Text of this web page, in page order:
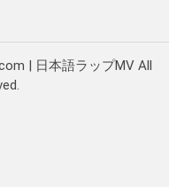
| 日本語ラップMV All